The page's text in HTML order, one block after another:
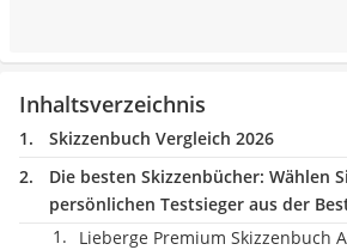
Inhaltsverzeichnis
Skizzenbuch Vergleich 2026
Die besten Skizzenbücher: Wählen
persönlichen Testsieger aus der
Lieberge Premium Skizzenbuch